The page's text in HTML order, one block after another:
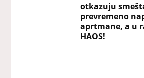
otkazuju
prevremeno
aprtmane, a u
HAOS!